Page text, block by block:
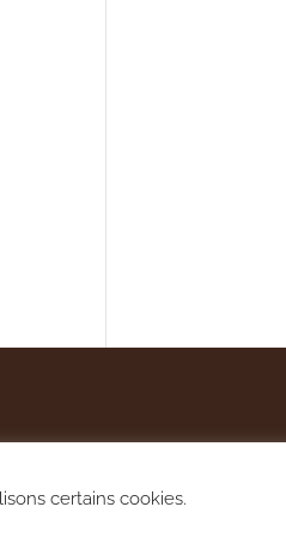
certains cookies.